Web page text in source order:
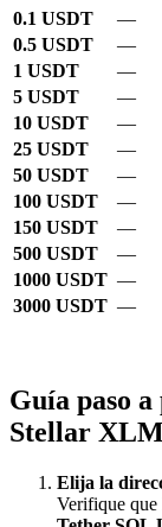
0.1 USDT
—
0.5 USDT
—
1 USDT
—
5 USDT
—
10 USDT
—
25 USDT
—
50 USDT
—
100 USDT
—
150 USDT
—
500 USDT
—
1000 USDT —
3000 USDT —
Guía paso
Stellar
Elija la
Verifique